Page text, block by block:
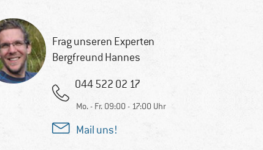
Frag unseren Experten
Bergfreund Hannes
044 522 02 17
Mo. - Fr. 09:00 - 17:00 Uhr
Mail uns!